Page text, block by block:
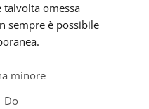
talvolta omessa
sempre è possibile
minore
Do